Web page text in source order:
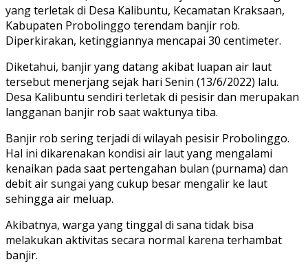
yang terletak di Desa Kalibuntu, Kecamatan Kraksaan,
Kabupaten Probolinggo terendam banjir rob.
Diperkirakan, ketinggiannya mencapai 30 centimeter.
Diketahui, banjir yang datang akibat luapan air laut
tersebut menerjang sejak hari Senin (13/6/2022) lalu.
Desa Kalibuntu sendiri terletak di pesisir dan merupakan
langganan banjir rob saat waktunya tiba.
Banjir rob sering terjadi di wilayah pesisir Probolinggo.
Hal ini dikarenakan kondisi air laut yang mengalami
kenaikan pada saat pertengahan bulan (purnama) dan
debit air sungai yang cukup besar mengalir ke laut
sehingga air meluap.
Akibatnya, warga yang tinggal di sana tidak bisa
melakukan aktivitas secara normal karena terhambat
banjir.